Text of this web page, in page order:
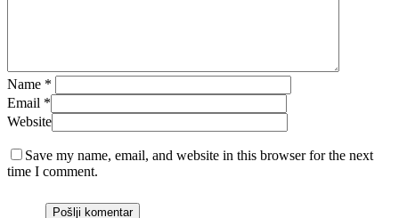
Name *
Email *
Website
Save my name, email, and website in this browser for the next
time I comment.